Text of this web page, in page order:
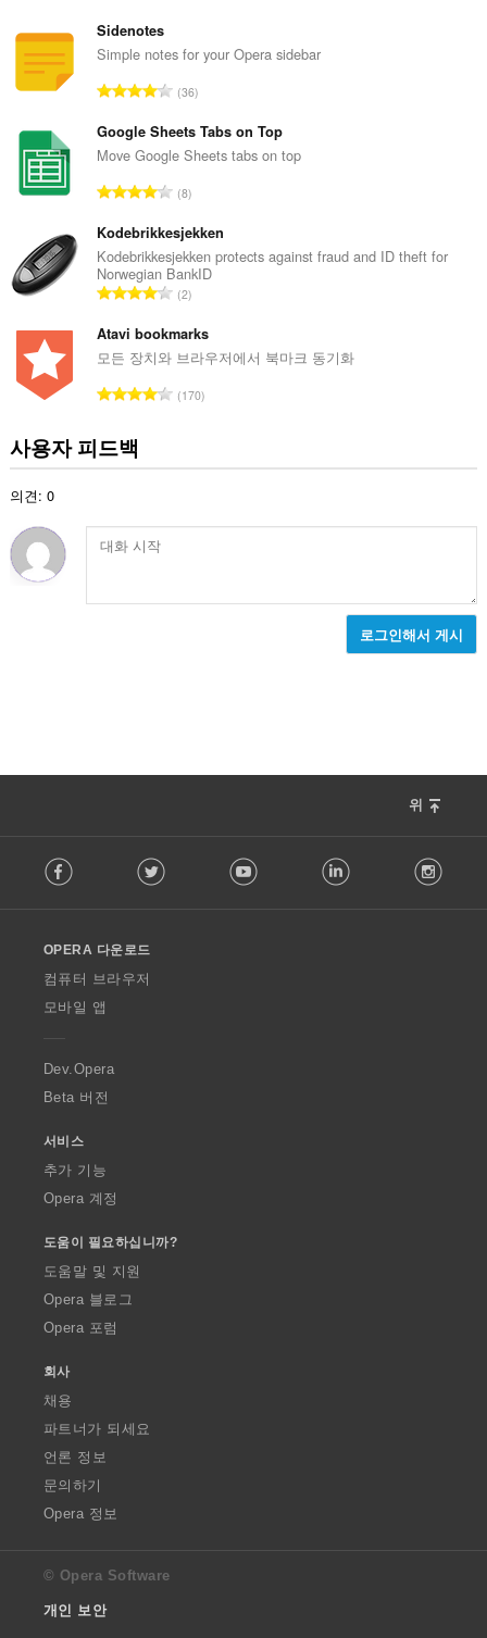
수
Sidenotes
Simple notes for your Opera sidebar
총
급
수
36
Google Sheets Tabs on Top
Move Google Sheets tabs on top
총
급
수
:
8
Kodebrikkesjekken
Kodebrikkesjekken protects against fraud and ID theft for
Norwegian BankID
총
급
수
2
Atavi bookmarks
모든 장치와 브라우저에서 북마크 동기화
총170
사용자 피드백
의견: 0
로그인해서 게시
위
o
w
O
p
a
Facebook Twitter Youtube LinkedIn
OPERA 다운로드
컴퓨터 브라우저
모바일 앱
Dev.Opera
Beta 버전
서비스
추가 기능
Opera 계정
도움이 필요하십니까?
도움말 및 지원
Opera 블로그
Opera 포럼
회사
채용
파트너가 되세요
언론 정보
문의하기
Opera 정보
© Opera Software
개인 보안